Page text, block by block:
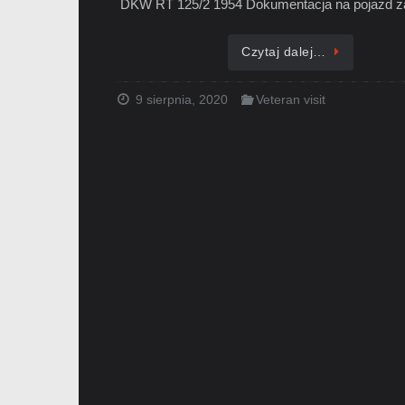
DKW RT 125/2 1954 Dokumentacja na pojazd
Czytaj dalej…
9 sierpnia, 2020 Veteran visit